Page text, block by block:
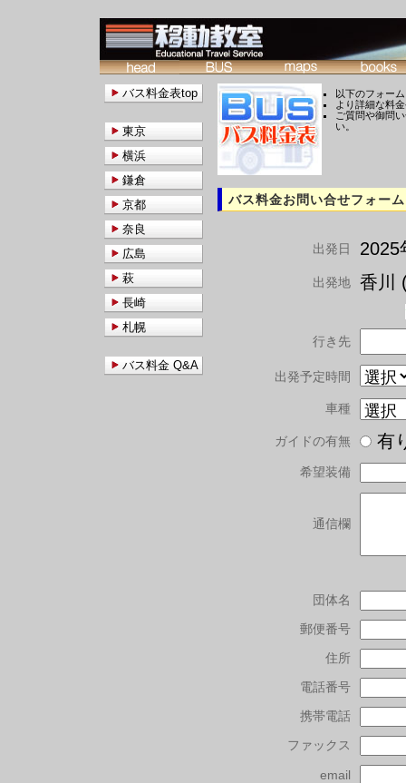
以下のフォー
より詳細な料
ご質問や御問
い。
バス料金お問い合せフォーム
出発日 2025
出発地 香川
行き先
出発予定時間
車種
ガイドの有無
希望装備
通信欄
団体名
郵便番号
住所
電話番号
携帯電話
ファックス
email
バス料金表top
東京
横浜
鎌倉
京都
奈良
広島
萩
長崎
札幌
バス料金 Q&A